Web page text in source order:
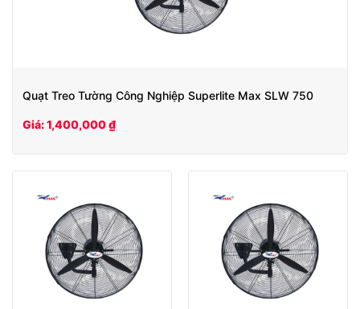
Quạt Treo Tường Công Nghiệp Superlite Max SLW 750
Giá: 1,400,000 ₫